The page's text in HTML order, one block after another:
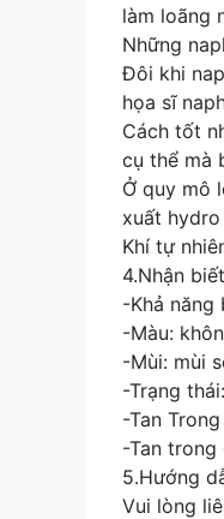
làm loãng
Những
Đôi khi
họa sĩ
Cách tốt
cụ thể mà
Ở quy mô
xuất
Khí tự
4.Nhận biết
-Khả năng
-Màu:
-Mùi: mùi
-Trạng
-Tan
-Tan trong
5.Hướng
Vui lòng